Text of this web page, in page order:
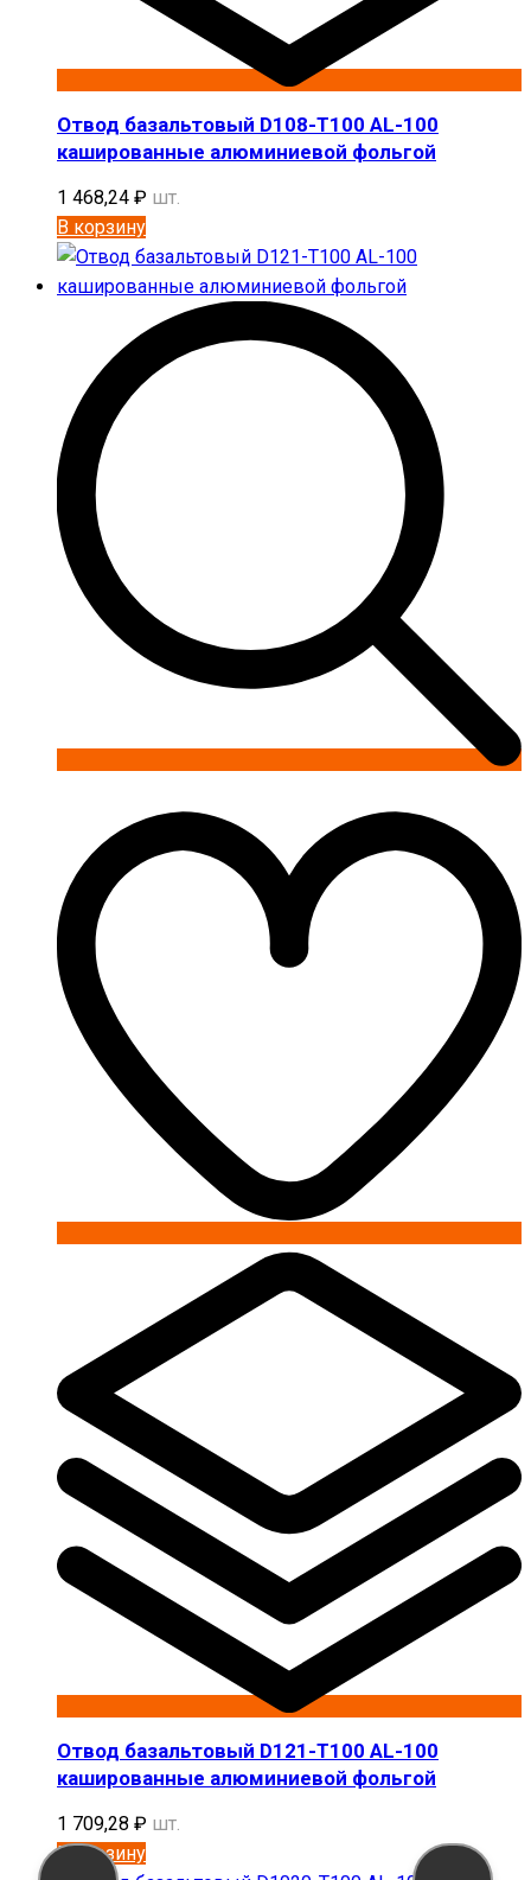
Отвод базальтовый D108-T100 AL-100
кашированные алюминиевой фольгой
1 468,24 ₽ шт.
В корзину
Отвод базальтовый D121-T100 AL-100
кашированные алюминиевой фольгой
1 709,28 ₽ шт.
В корзину